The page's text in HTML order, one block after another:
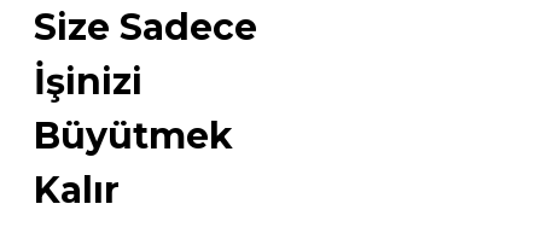
Size Sadece
İşinizi
Büyütmek
Kalır